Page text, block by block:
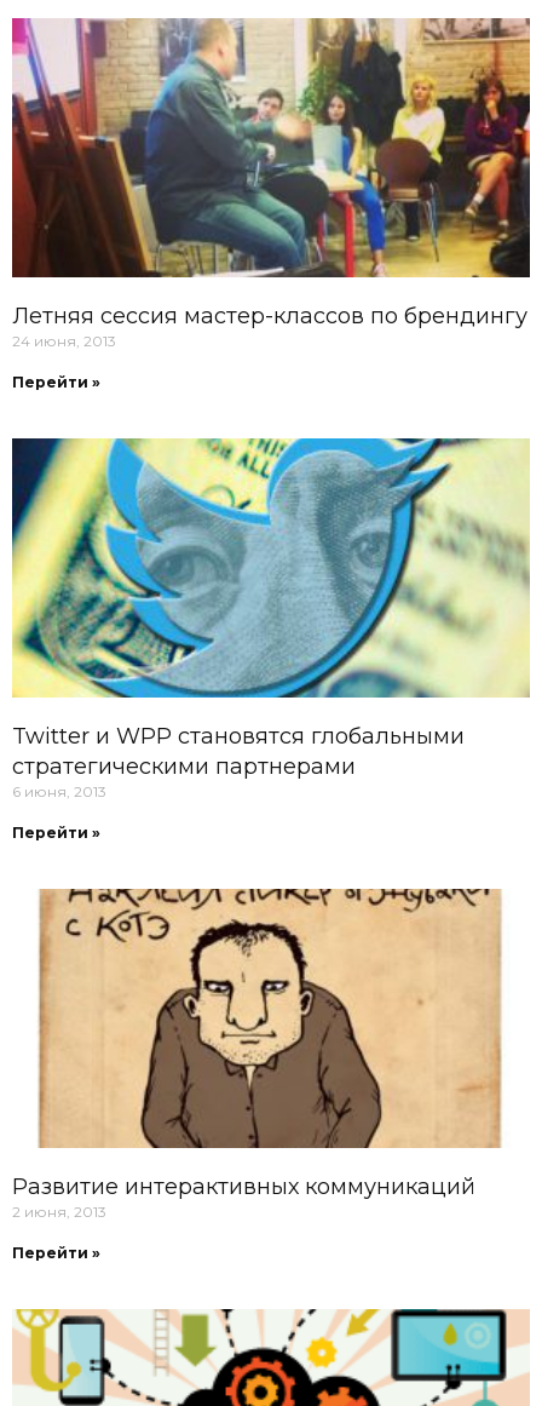
Летняя сессия мастер-классов по брендингу
24 июня, 2013
Перейти »
Twitter и WPP становятся глобальными
стратегическими партнерами
6 июня, 2013
Перейти »
Развитие интерактивных коммуникаций
2 июня, 2013
Перейти »